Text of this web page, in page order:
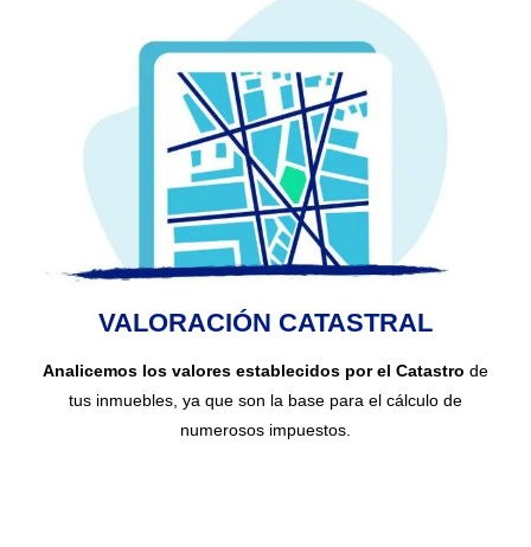
VALORACIÓN CATASTRAL
Analicemos los valores establecidos por el Catastro de
tus inmuebles, ya que son la base para el cálculo de
numerosos impuestos.